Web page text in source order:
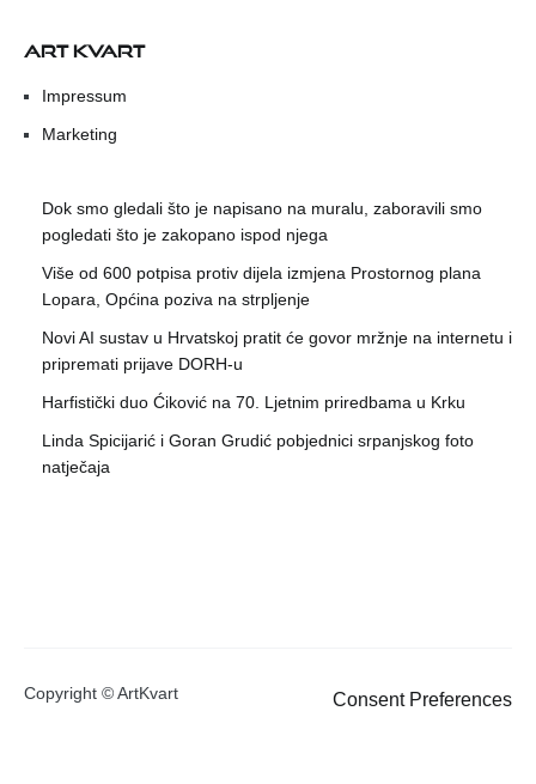
ART KVART
Impressum
Marketing
Dok smo gledali što je napisano na muralu, zaboravili smo
pogledati što je zakopano ispod njega
Više od 600 potpisa protiv dijela izmjena Prostornog plana
Lopara, Općina poziva na strpljenje
Novi AI sustav u Hrvatskoj pratit će govor mržnje na internetu i
pripremati prijave DORH-u
Harfistički duo Ćiković na 70. Ljetnim priredbama u Krku
Linda Spicijarić i Goran Grudić pobjednici srpanjskog foto
natječaja
Copyright © ArtKvart Consent Preferences